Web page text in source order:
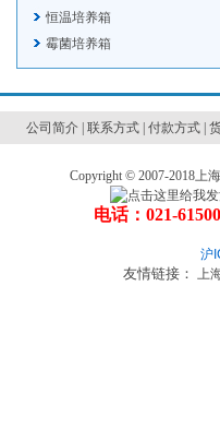
恒温培养箱
霉菌培养箱
公司简介 联系方式 付款方式
Copyright © 2007-2018上
电话：021-
沪
友情链接： 上